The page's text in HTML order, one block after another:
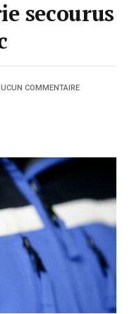
secourus
COMMENTAIRE